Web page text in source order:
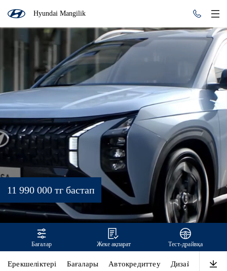
Hyundai Mangilik
MUFASA
11 990 000 тг бастап
Бағалар Жеке ақпарат Тест-драйвқа
Ерекшеліктері Бағалары Автокредиттеу Дизайн